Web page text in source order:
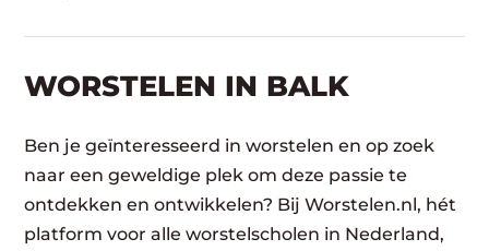
WORSTELEN​ IN BALK
Ben je geïnteresseerd in worstelen en op zoek
naar een geweldige plek om deze passie te
ontdekken en ontwikkelen? Bij Worstelen.nl, hét
platform voor alle worstelscholen in Nederland,